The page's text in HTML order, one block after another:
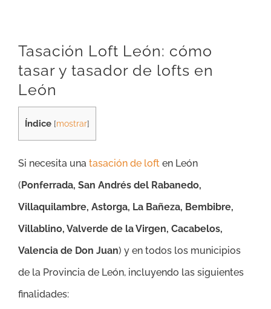
Tasación Loft León: cómo
tasar y tasador de lofts en
León
Índice [mostrar]
Si necesita una tasación de loft en León
(Ponferrada, San Andrés del Rabanedo,
Villaquilambre, Astorga, La Bañeza, Bembibre,
Villablino, Valverde de la Virgen, Cacabelos,
Valencia de Don Juan) y en todos los municipios
de la Provincia de León, incluyendo las siguientes
finalidades: